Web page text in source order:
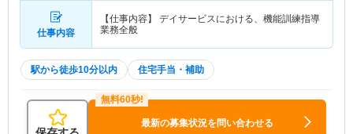
仕事内容
【仕事内容】 デイサービスにおける、機能訓練指導
業務全般
駅から徒歩10分以内 住宅手当・補助
最新の募集状況を問い合わせる